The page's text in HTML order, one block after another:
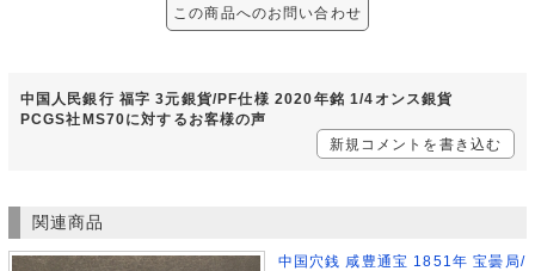
この商品へのお問い合わせ
中国人民銀行 福字 3元銀貨/PF仕様 2020年銘 1/4オンス銀貨
PCGS社MS70に対するお客様の声
新規コメントを書き込む
関連商品
中国穴銭 咸豊通宝 1851年 宝曇局/